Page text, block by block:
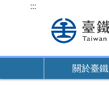
內
:::
關於臺鐵